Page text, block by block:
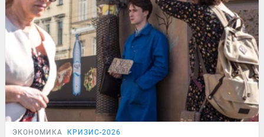
ЭКОНОМИКА КРИЗИС-2026